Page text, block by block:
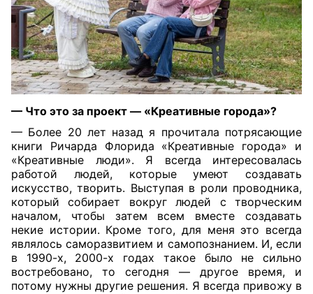
— Что это за проект — «Креативные города»?
— Более 20 лет назад я прочитала потрясающие
книги Ричарда Флорида «Креативные города» и
«Креативные люди». Я всегда интересовалась
работой людей, которые умеют создавать
искусство, творить. Выступая в роли проводника,
который собирает вокруг людей с творческим
началом, чтобы затем всем вместе создавать
некие истории. Кроме того, для меня это всегда
являлось саморазвитием и самопознанием. И, если
в 1990-х, 2000-х годах такое было не сильно
востребовано, то сегодня — другое время, и
потому нужны другие решения. Я всегда привожу в